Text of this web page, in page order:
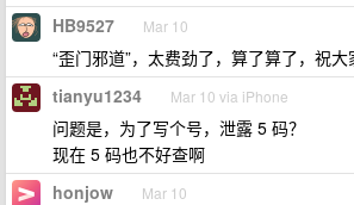
HB9527 Mar 10
“歪门邪道”，太费劲了，算了算了，祝
tianyu1234 Mar 10 via iPhone
问题是，为了写个号，泄露 5 码？
现在 5 码也不好查啊
honjow Mar 10